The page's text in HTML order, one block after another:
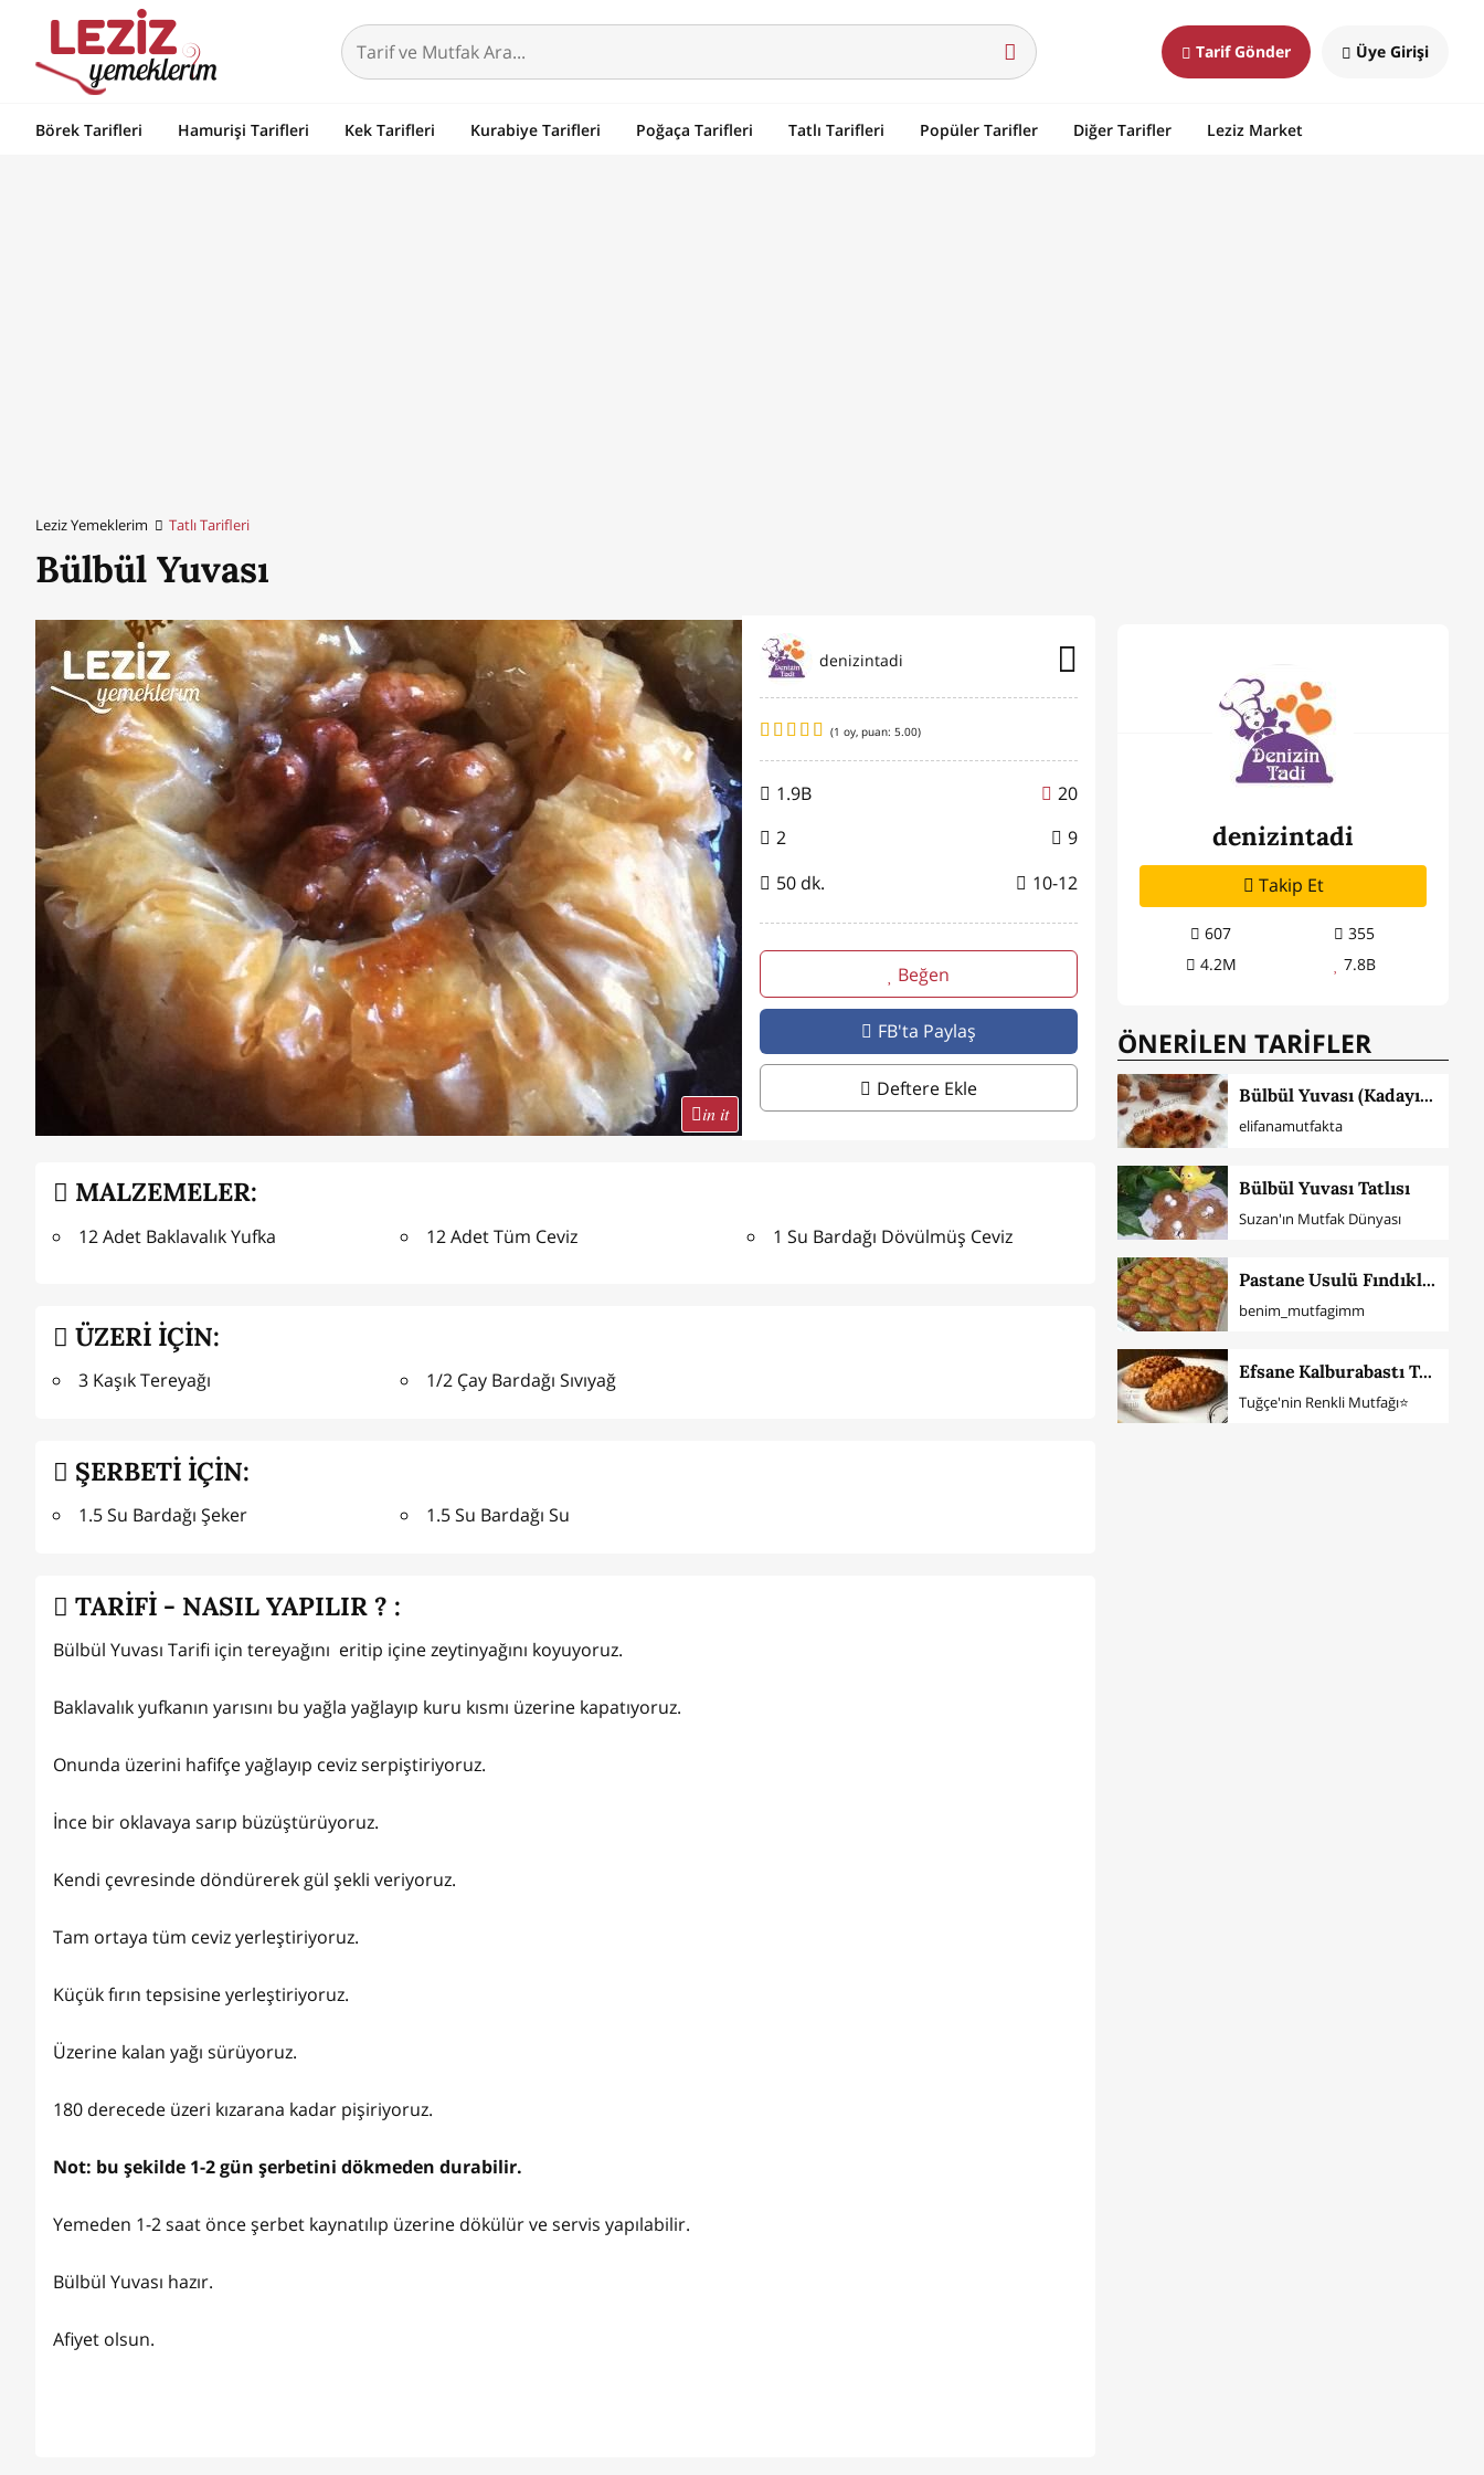
Tarif Gönder Üye Girişi
Börek Tarifleri Hamurişi Tarifleri Kek Tarifleri Kurabiye Tarifleri Poğaça Tarifleri Tatlı Tarifleri Popüler Tarifler Diğer Tarifler Leziz Market
Leziz Yemeklerim Tatlı Tarifleri
Bülbül Yuvası
in it
denizintadi
(1 oy, puan: 5.00)
1.9B
20
2
9
50 dk.
10-12
Beğen
FB'ta Paylaş
Deftere Ekle
MALZEMELER:
12 Adet Baklavalık Yufka 12 Adet Tüm Ceviz 1 Su Bardağı Dövülmüş Ceviz
ÜZERİ İÇİN:
3 Kaşık Tereyağı 1/2 Çay Bardağı Sıvıyağ
ŞERBETİ İÇİN:
1.5 Su Bardağı Şeker 1.5 Su Bardağı Su
TARİFİ - NASIL YAPILIR ? :
Bülbül Yuvası Tarifi için tereyağını eritip içine zeytinyağını koyuyoruz.
Baklavalık yufkanın yarısını bu yağla yağlayıp kuru kısmı üzerine kapatıyoruz.
Onunda üzerini hafifçe yağlayıp ceviz serpiştiriyoruz.
İnce bir oklavaya sarıp büzüştürüyoruz.
Kendi çevresinde döndürerek gül şekli veriyoruz.
Tam ortaya tüm ceviz yerleştiriyoruz.
Küçük fırın tepsisine yerleştiriyoruz.
Üzerine kalan yağı sürüyoruz.
180 derecede üzeri kızarana kadar pişiriyoruz.
Not: bu şekilde 1-2 gün şerbetini dökmeden durabilir.
Yemeden 1-2 saat önce şerbet kaynatılıp üzerine dökülür ve servis yapılabilir.
Bülbül Yuvası hazır.
Afiyet olsun.
denizintadi
Takip Et
607
355
4.2M
7.8B
ÖNERİLEN TARİFLER
Bülbül Yuvası (Kadayıflı)
elifanamutfakta
Bülbül Yuvası Tatlısı
Suzan'ın Mutfak Dünyası
Pastane Usulü Fındıklı Şekerpare
benim_mutfagimm
Efsane Kalburabastı Tatlısı
Tuğçe'nin Renkli Mutfağı⭐️